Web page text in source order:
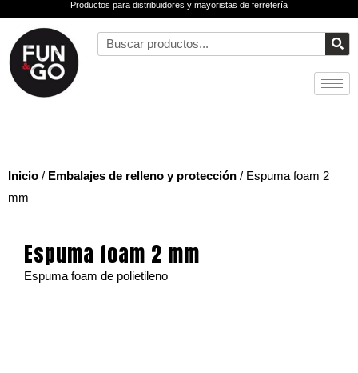
contenido
Productos para distribuidores y mayoristas de ferretería
Buscar
Inicio / Embalajes de relleno y protección / Espuma foam 2
mm
Espuma foam 2 mm
Espuma foam de polietileno